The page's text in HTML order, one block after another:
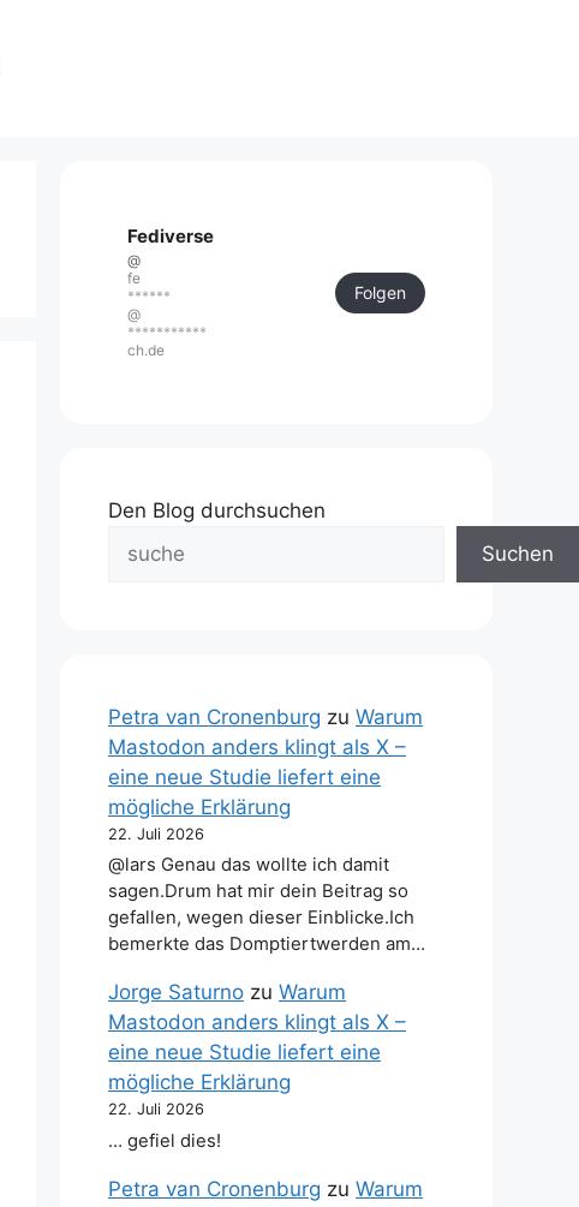
Fediverse
@
fe
******
@
***********
ch.de
Folgen
Den Blog durchsuchen
Suchen
Petra van Cronenburg zu Warum
Mastodon anders klingt als X –
eine neue Studie liefert eine
mögliche Erklärung
22. Juli 2026
@lars Genau das wollte ich damit
sagen.Drum hat mir dein Beitrag so
gefallen, wegen dieser Einblicke.Ich
bemerkte das Domptiertwerden am…
Jorge Saturno zu Warum
Mastodon anders klingt als X –
eine neue Studie liefert eine
mögliche Erklärung
22. Juli 2026
… gefiel dies!
Petra van Cronenburg zu Warum